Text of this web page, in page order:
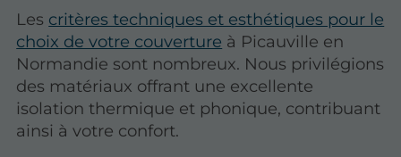
Les critères techniques et esthétiques pour le
choix de votre couverture à Picauville en
Normandie sont nombreux. Nous privilégions
des matériaux offrant une excellente
isolation thermique et phonique, contribuant
ainsi à votre confort.